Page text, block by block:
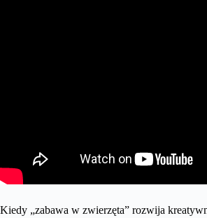
Kiedy „zabawa w zwierzęta” rozwija